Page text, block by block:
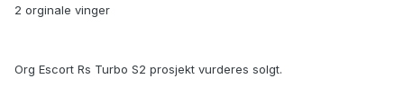
2 orginale vinger
Org Escort Rs Turbo S2 prosjekt vurderes solgt.